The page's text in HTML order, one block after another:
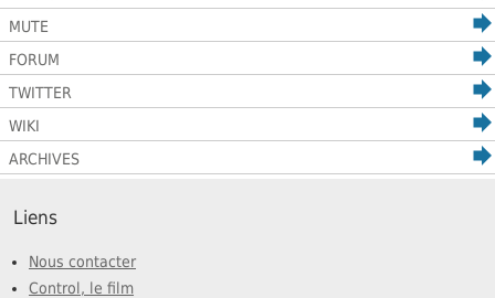
MUTE
FORUM
TWITTER
WIKI
ARCHIVES
Liens
Nous contacter
Control, le film